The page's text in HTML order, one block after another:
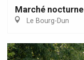
Marché nocturne
Le Bourg-Dun